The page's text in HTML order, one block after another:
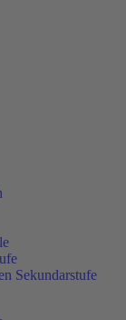
Sekundarstufe